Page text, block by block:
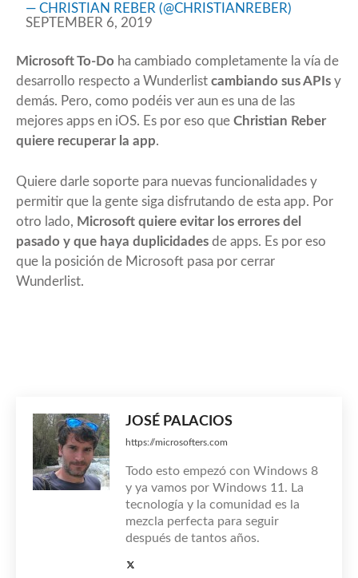
— CHRISTIAN REBER (@CHRISTIANREBER)
SEPTEMBER 6, 2019
Microsoft To-Do ha cambiado completamente la vía de
desarrollo respecto a Wunderlist cambiando sus APIs y
demás. Pero, como podéis ver aun es una de las
mejores apps en iOS. Es por eso que Christian Reber
quiere recuperar la app.
Quiere darle soporte para nuevas funcionalidades y
permitir que la gente siga disfrutando de esta app. Por
otro lado, Microsoft quiere evitar los errores del
pasado y que haya duplicidades de apps. Es por eso
que la posición de Microsoft pasa por cerrar
Wunderlist.
JOSÉ PALACIOS
https://microsofters.com
Todo esto empezó con Windows 8
y ya vamos por Windows 11. La
tecnología y la comunidad es la
mezcla perfecta para seguir
después de tantos años.